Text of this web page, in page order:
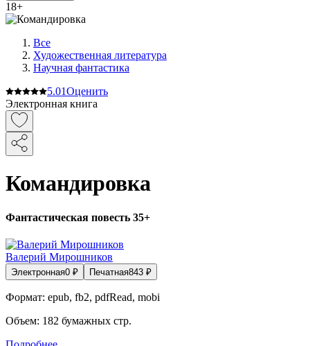
18+
Все
Художественная литература
Научная фантастика
5.01Оценить
Электронная книга
Командировка
Фантастическая повесть 35+
Валерий Мирошников
Электронная0 ₽ Печатная843 ₽
Формат: epub, fb2, pdfRead, mobi
Объем: 182 бумажных стр.